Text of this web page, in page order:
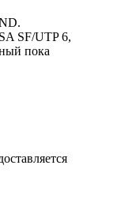
SF/UTP 6,
пока